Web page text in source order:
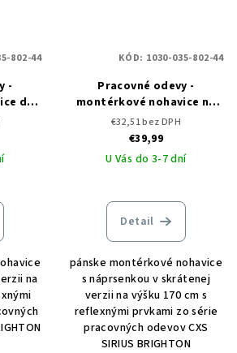
-
do
na
802-44
Pracovné odevy -
montérkové nohavice na
traky CXS SIRIUS BRIGHTON
- skrátené
€32,51 bez DPH
€39,99
U Vás do 3-7 dní
Detail
pánske montérkové nohavice
s náprsenkou v skrátenej
verzii na výšku 170 cm s
reflexnými prvkami zo série
pracovných odevov CXS
SIRIUS BRIGHTON
KÓD: 1030-035-802-44